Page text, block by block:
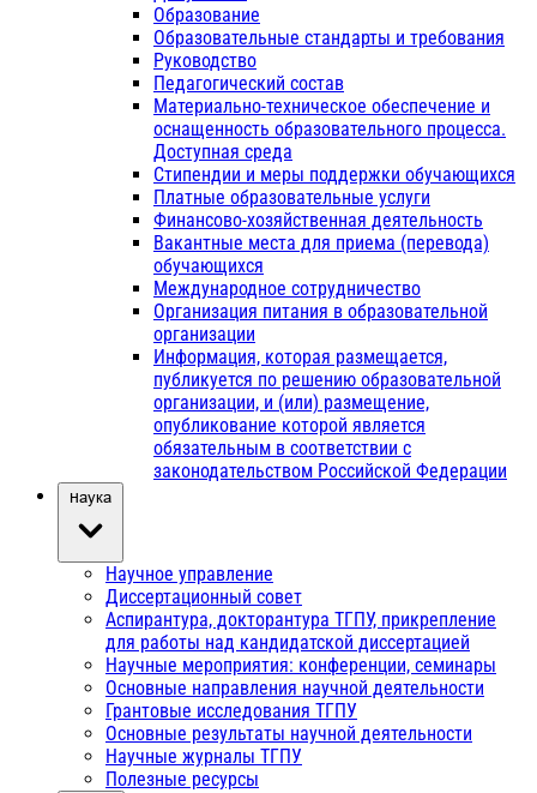
Образование
Образовательные стандарты и требования
Руководство
Педагогический состав
Материально-техническое обеспечение и
оснащенность образовательного процесса.
Доступная среда
Стипендии и меры поддержки обучающихся
Платные образовательные услуги
Финансово-хозяйственная деятельность
Вакантные места для приема (перевода)
обучающихся
Международное сотрудничество
Организация питания в образовательной
организации
Информация, которая размещается,
публикуется по решению образовательной
организации, и (или) размещение,
опубликование которой является
обязательным в соответствии с
законодательством Российской Федерации
Наука
Научное управление
Диссертационный совет
Аспирантура, докторантура ТГПУ, прикрепление
для работы над кандидатской диссертацией
Научные мероприятия: конференции, семинары
Основные направления научной деятельности
Грантовые исследования ТГПУ
Основные результаты научной деятельности
Научные журналы ТГПУ
Полезные ресурсы